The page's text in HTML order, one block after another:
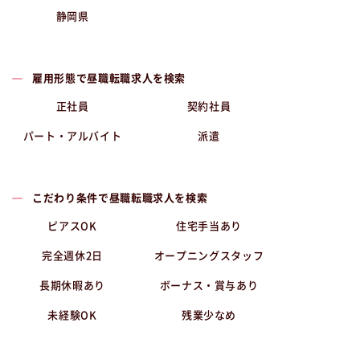
静岡県
雇用形態で昼職転職求人を検索
正社員 契約社員
パート・アルバイト 派遣
こだわり条件で昼職転職求人を検索
ピアスOK 住宅手当あり
完全週休2日 オープニングスタッフ
長期休暇あり ボーナス・賞与あり
未経験OK 残業少なめ